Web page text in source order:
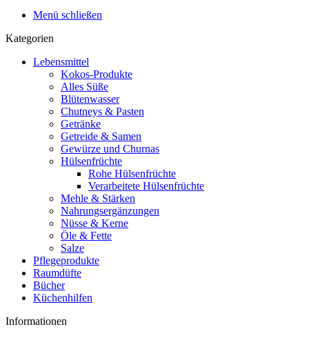
Menü schließen
Kategorien
Lebensmittel
Kokos-Produkte
Alles Süße
Blütenwasser
Chutneys & Pasten
Getränke
Getreide & Samen
Gewürze und Churnas
Hülsenfrüchte
Rohe Hülsenfrüchte
Verarbeitete Hülsenfrüchte
Mehle & Stärken
Nahrungsergänzungen
Nüsse & Kerne
Öle & Fette
Salze
Pflegeprodukte
Raumdüfte
Bücher
Küchenhilfen
Informationen